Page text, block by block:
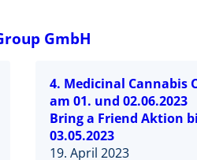
GmbH
4. Medicinal Cannabis
am 01. und 02.06.2023
Bring a Friend Aktion
03.05.2023
19. April 2023